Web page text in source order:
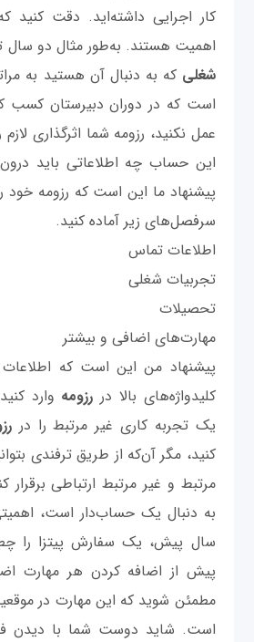
کار اجرایی داشته‌اید. دقت کنید
اهمیت هستند. به‌طور مثال دو سال
شغلی که به دنبال آن هستید به
است که در دوران دبیرستان کسب
عمل نکنید، رزومه شما اثرگذاری
این حساب چه اطلاعاتی باید درون
پیشنهاد ما این است که رزومه خود
سرفصل‌های زیر آماده کنید.
اطلاعات تماس
تجربیات شغلی
تحصیلات
مهارت‌های اضافی و بیشتر
پیشنهاد من این است که
کلیدواژه‌های بالا در رزومه وارد
یک تجربه کاری غیر مرتبط را در
کنید، مگر آن‌که از طریق ترفندی
مرتبط و غیر مرتبط ارتباطی برقرار
سال پیش، یک سفارش پیتزا را
پیش از اضافه کردن هر مهارت
مطمئن شوید که این مهارت در
است. شاید دوست شما با دیدن